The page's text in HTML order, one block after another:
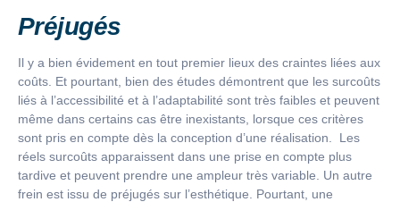
Préjugés
Il y a bien évidement en tout premier lieux des craintes liées aux
coûts. Et pourtant, bien des études démontrent que les surcoûts
liés à l’accessibilité et à l’adaptabilité sont très faibles et peuvent
même dans certains cas être inexistants, lorsque ces critères
sont pris en compte dès la conception d’une réalisation. Les
réels surcoûts apparaissent dans une prise en compte plus
tardive et peuvent prendre une ampleur très variable. Un autre
frein est issu de préjugés sur l’esthétique. Pourtant, une